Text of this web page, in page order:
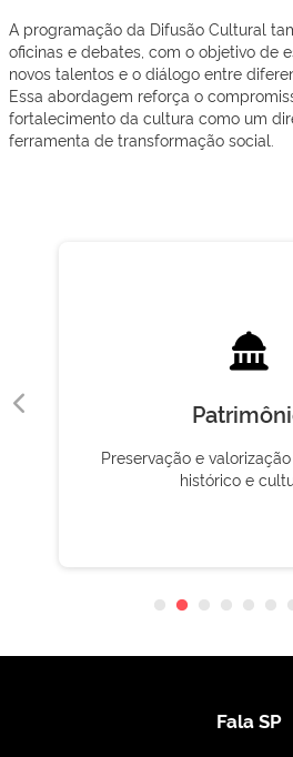
A programação da Difusão Cultural
oficinas e debates, com o objetivo de
novos talentos e o diálogo entre
Essa abordagem reforça o
fortalecimento da cultura como um
ferramenta de transformação social.
Preservação e
histórico e
Fala SP